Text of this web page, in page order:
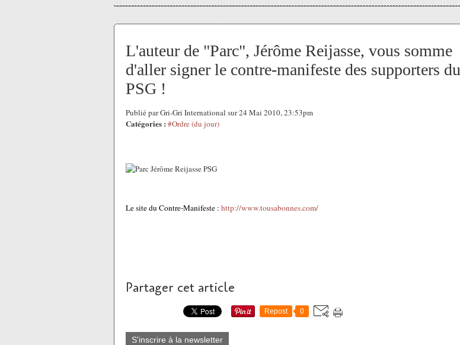
L'auteur de "Parc", Jérôme Reijasse, vous somme
d'aller signer le contre-manifeste des supporters du
PSG !
Publié par Gri-Gri International sur 24 Mai 2010, 23:53pm
Catégories : #Ordre (du jour)
Le site du Contre-Manifeste : http://www.tousabonnes.com/
Partager cet article
Repost 0
S'inscrire à la newsletter